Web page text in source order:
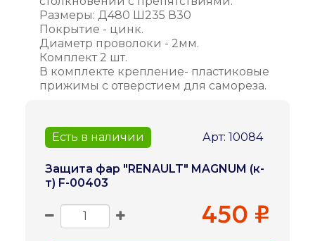
Размеры: Д480 Ш235 В30
Покрытие - цинк.
Диаметр проволоки - 2мм.
Комплект 2 шт.
В комплекте крепление- пластиковые
прижимы с отверстием для самореза.
Арт: 10084
Есть в наличии
Защита фар "RENAULT" MAGNUM (к-
т) F-00403
450 ₽